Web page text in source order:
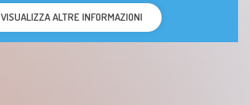
VISUALIZZA ALTRE INFORMAZIONI